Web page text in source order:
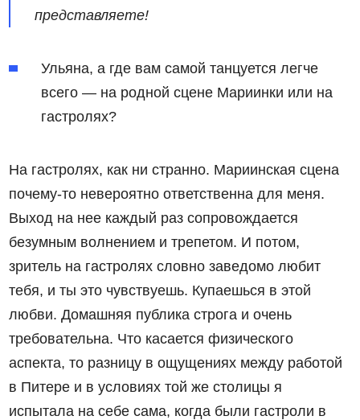
представляете!
Ульяна, а где вам самой танцуется легче
всего — на родной сцене Мариинки или на
гастролях?
На гастролях, как ни странно. Мариинская сцена
почему-то невероятно ответственна для меня.
Выход на нее каждый раз сопровождается
безумным волнением и трепетом. И потом,
зритель на гастролях словно заведомо любит
тебя, и ты это чувствуешь. Купаешься в этой
любви. Домашняя публика строга и очень
требовательна. Что касается физического
аспекта, то разницу в ощущениях между работой
в Питере и в условиях той же столицы я
испытала на себе сама, когда были гастроли в